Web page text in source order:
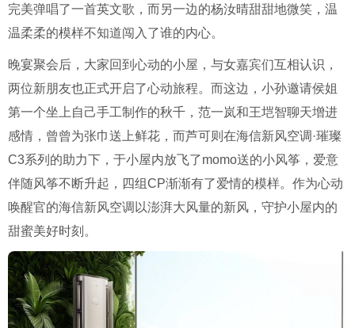
完美弹唱了一首英文歌，而另一边的杨汝晴甜甜地微笑，温
温柔柔的模样不知道闯入了谁的内心。
晚宴聚会后，大家回到心动的小屋，与女嘉宾们互相认识，
两位新朋友也正式开启了心动旅程。而这边，小孙邀请侯姐
第一个坐上自己手工制作的秋千，范一岚和王垲智聊天增进
感情，曾曾为张巾送上鲜花，而芦可则在海信新风空调·璀璨
C3系列的助力下，于小屋内放飞了momo送的小风筝，爱意
伴随风筝不断升起，四组CP渐渐有了爱情的模样。作为心动
唤醒官的海信新风空调以澎湃大风量的新风，守护小屋内的
甜蜜美好时刻。